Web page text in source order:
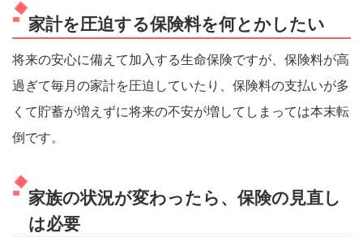
家計を圧迫する保険料を何とかしたい
将来の安心に備えて加入する生命保険ですが、保険料が高
過ぎて毎月の家計を圧迫していたり、保険料の支払いが多
くて貯蓄が増えずに将来の不安が増してしまっては本末転
倒です。
家族の状況が変わったら、保険の見直し
は必要